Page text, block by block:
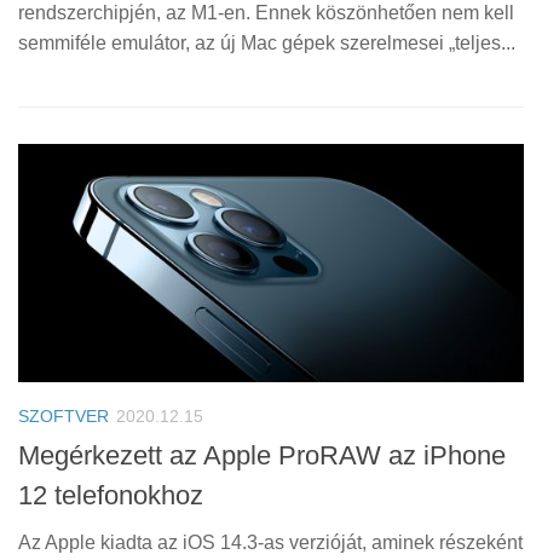
rendszerchipjén, az M1-en. Ennek köszönhetően nem kell
semmiféle emulátor, az új Mac gépek szerelmesei „teljes...
SZOFTVER 2020.12.15
Megérkezett az Apple ProRAW az iPhone
12 telefonokhoz
Az Apple kiadta az iOS 14.3-as verzióját, aminek részeként